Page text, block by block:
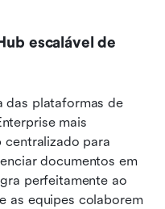
escalável de
das plataformas de
mais
centralizado para
documentos em
perfeitamente ao
as equipes colaborem